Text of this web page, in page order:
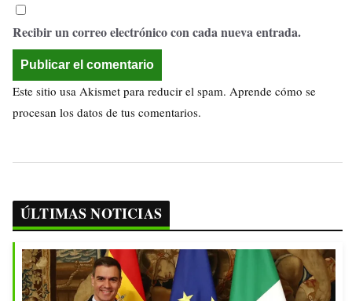
Recibir un correo electrónico con cada nueva entrada.
Este sitio usa Akismet para reducir el spam. Aprende cómo se
procesan los datos de tus comentarios.
ÚLTIMAS NOTICIAS